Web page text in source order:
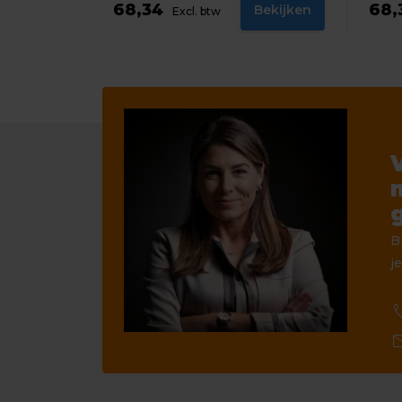
68,34 Excl. btw Bekijken